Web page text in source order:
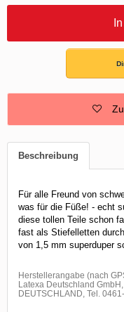
Beschreibung
Für alle Freund von
was für die Füße! - echt
diese tollen Teile schon
fast als Stiefelletten
von 1,5 mm superduper
Herstellerangabe (nach
Latexa Deutschland
DEUTSCHLAND, Tel.